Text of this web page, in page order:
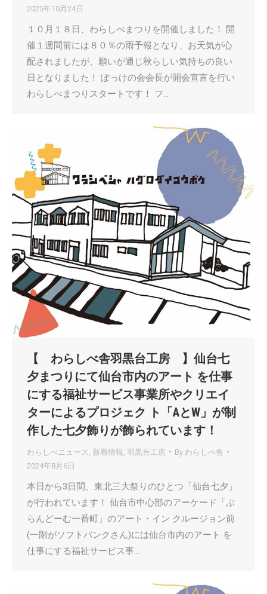
2025年10月24日
１０月１８日、わらしべまつりを開催しました！ 開
催１週間前には８０％の雨予報となり、お天気が心
配されましたが、願いが通じ秋らしい気持ちの良い
日となりました！ ぽっけの会会長が開会宣言を行い
わらしべまつりスタートです！ フ…
【 わらしべ舎羽黒台工房 】仙台七
夕まつりにて仙台市内のアート を仕事
にする福祉サービス事業所やクリエイ
ターによるプロジェク ト「AとW」が制
作した七夕飾りが飾られています！
わらしべニュース 新着情報 羽黒台工房 By わらしべ舎
2024年8月6日
本日から3日間、東北三大祭りのひとつ「仙台七夕」
が行われています！ 仙台市中心部のアーケード「ぶ
らんどーむ一番町」のアート・イン クルージョン前
(一階がソフトバンクさん)には仙台市内のアート を
仕事にする福祉サービス事…